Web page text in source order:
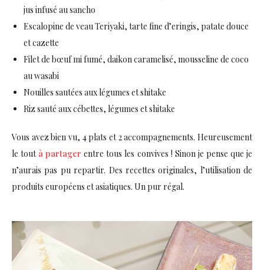
jus infusé au sancho
Escalopine de veau Teriyaki, tarte fine d’eringis, patate douce
et cazette
Filet de bœuf mi fumé, daikon caramelisé, mousseline de coco
au wasabi
Nouilles sautées aux légumes et shitake
Riz sauté aux cébettes, légumes et shitake
Vous avez bien vu, 4 plats et 2 accompagnements. Heureusement
le tout à partager entre tous les convives ! Sinon je pense que je
n’aurais pas pu repartir. Des recettes originales, l’utilisation de
produits européens et asiatiques. Un pur régal.